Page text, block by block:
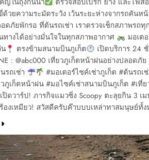
ญในถุงกันน้ำ
ตรวจสอบเบรก ยาง และไฟส่
วยความระมัดระวัง เว้นระยะห่างจากรถคันหน้
ดภัยพักรอ ที่ต้นรถเช่า เราตรวจเช็กสภาพรถ
ทางได้อย่างมั่นใจในทุกสภาพอากาศ
มอเต
ตรงข้ามสนามบินภูเก็ต เปิดบริการ 24
: @abc000 เที่ยวภูเก็ตหน้าฝนอย่างปลอดภั
รถเช่า
#มอเตอร์ไซค์เช่าภูเก็ต #ต้นรถเ
ภูเก็ตหน้าฝน #มอไซค์เช่าสนามบินภูเก็ต #เที่ย
ปิดวาร์ป! ภารกิจแมวซิ่ง Scoopy ตะลุยกิน 3 เ
องเหมียว! สวัสดีครับค๊าบบบเหล่าทาสมนุษย์ทั้